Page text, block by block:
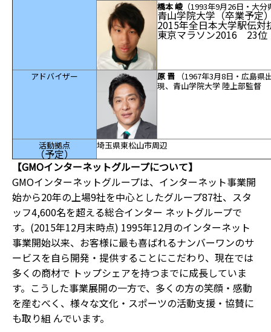
橋本 崚 （1993年9月26日・大分
青山学院大学（卒業予定
2015年全日本大学駅伝
東京マラソン2016 23位
アドバイザー 原 晋 （1967年3月8日・広島県
現、青山学院大学 陸上部監督
活動拠点
（予定）
埼玉県東松山市周辺
【GMOインターネットグループについて】
GMOインターネットグループは、インターネット事業開
始から20年の上場9社を中心としたグループ87社、スタ
ッフ4,600名を超える総合インター ネットグループで
す。(2015年12月末時点) 1995年12月のインターネット
事業開始以来、お客様に最も喜ばれるナンバーワンのサ
ービスを自ら開発・提供することにこだわり、現在では
多くの商材で トップシェアを持つまでに成長していま
す。こうした事業展開の一方で、多くの方の笑顔・感動
を産むべく、様々な文化・スポーツの活動支援・協賛に
も取り組 んでいます。